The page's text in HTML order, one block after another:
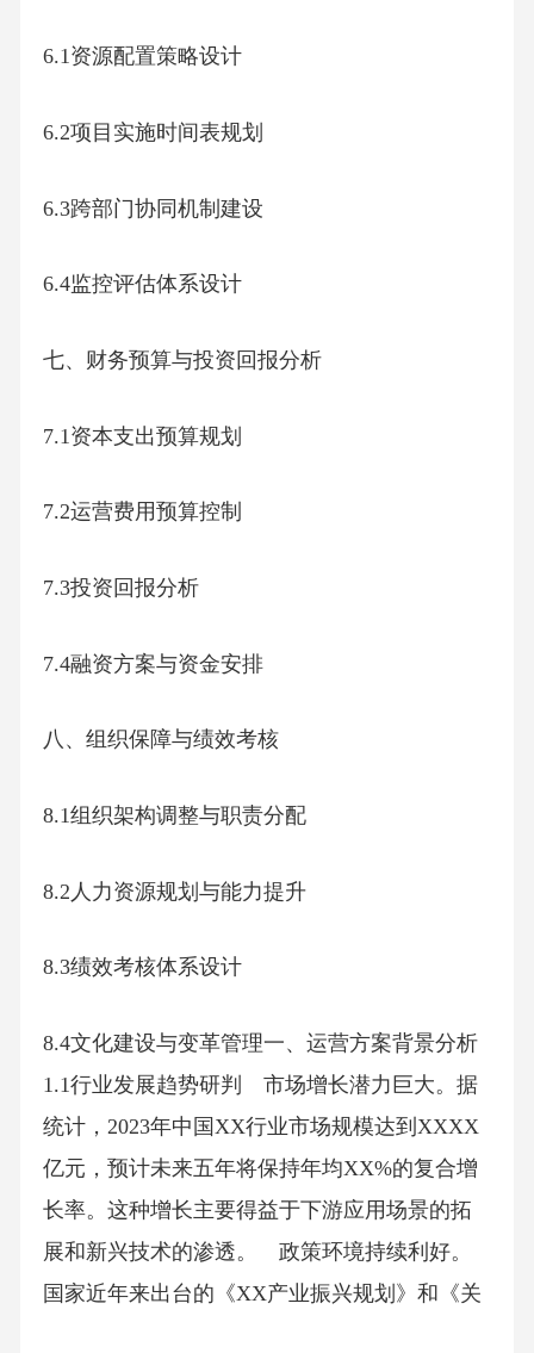
6.1资源配置策略设计
6.2项目实施时间表规划
6.3跨部门协同机制建设
6.4监控评估体系设计
七、财务预算与投资回报分析
7.1资本支出预算规划
7.2运营费用预算控制
7.3投资回报分析
7.4融资方案与资金安排
八、组织保障与绩效考核
8.1组织架构调整与职责分配
8.2人力资源规划与能力提升
8.3绩效考核体系设计
8.4文化建设与变革管理一、运营方案背景分析
1.1行业发展趋势研判 市场增长潜力巨大。据
统计，2023年中国XX行业市场规模达到XXXX
亿元，预计未来五年将保持年均XX%的复合增
长率。这种增长主要得益于下游应用场景的拓
展和新兴技术的渗透。 政策环境持续利好。
国家近年来出台的《XX产业振兴规划》和《关